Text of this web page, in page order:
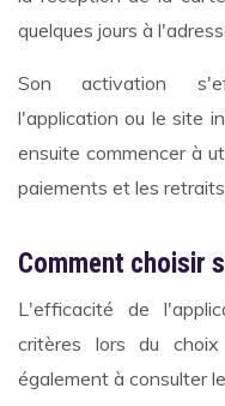
quelques jours à
Son activation
l'application ou le site
ensuite commencer à
paiements et les
Comment choisir
L'efficacité de
critères lors du
également à consulter